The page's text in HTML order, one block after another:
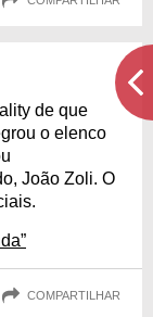
de que
o elenco
João Zoli. O
COMPARTILHAR